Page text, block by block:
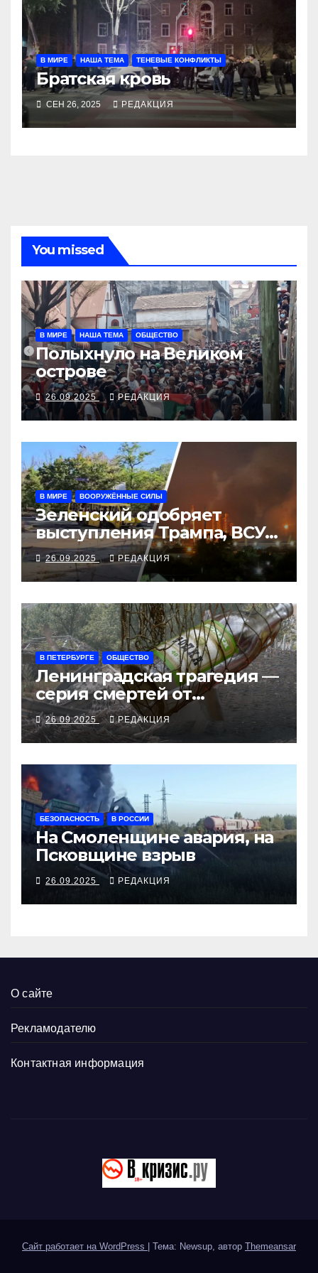
В МИРЕ НАША ТЕМА ТЕНЕВЫЕ КОНФЛИКТЫ
Братская кровь
СЕН 26, 2025 РЕДАКЦИЯ
You missed
В МИРЕ НАША ТЕМА ОБЩЕСТВО
Полыхнуло на Великом
острове
26.09.2025 РЕДАКЦИЯ
В МИРЕ ВООРУЖЁННЫЕ СИЛЫ
Зеленский одобряет
выступления Трампа, ВСУ
закрыли Добропольский
рубеж
26.09.2025 РЕДАКЦИЯ
В ПЕТЕРБУРГЕ ОБЩЕСТВО
Ленинградская трагедия —
серия смертей от
алкосуррогата
26.09.2025 РЕДАКЦИЯ
БЕЗОПАСНОСТЬ В РОССИИ
На Смоленщине авария, на
Псковщине взрыв
26.09.2025 РЕДАКЦИЯ
О сайте
Рекламодателю
Контактная информация
Сайт работает на WordPress Тема: Newsup, автор Themeansar